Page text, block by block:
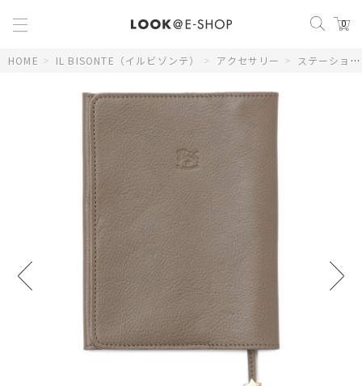
0
HOME > IL BISONTE（イルビゾンテ） > アクセサリー > ステーショナリー